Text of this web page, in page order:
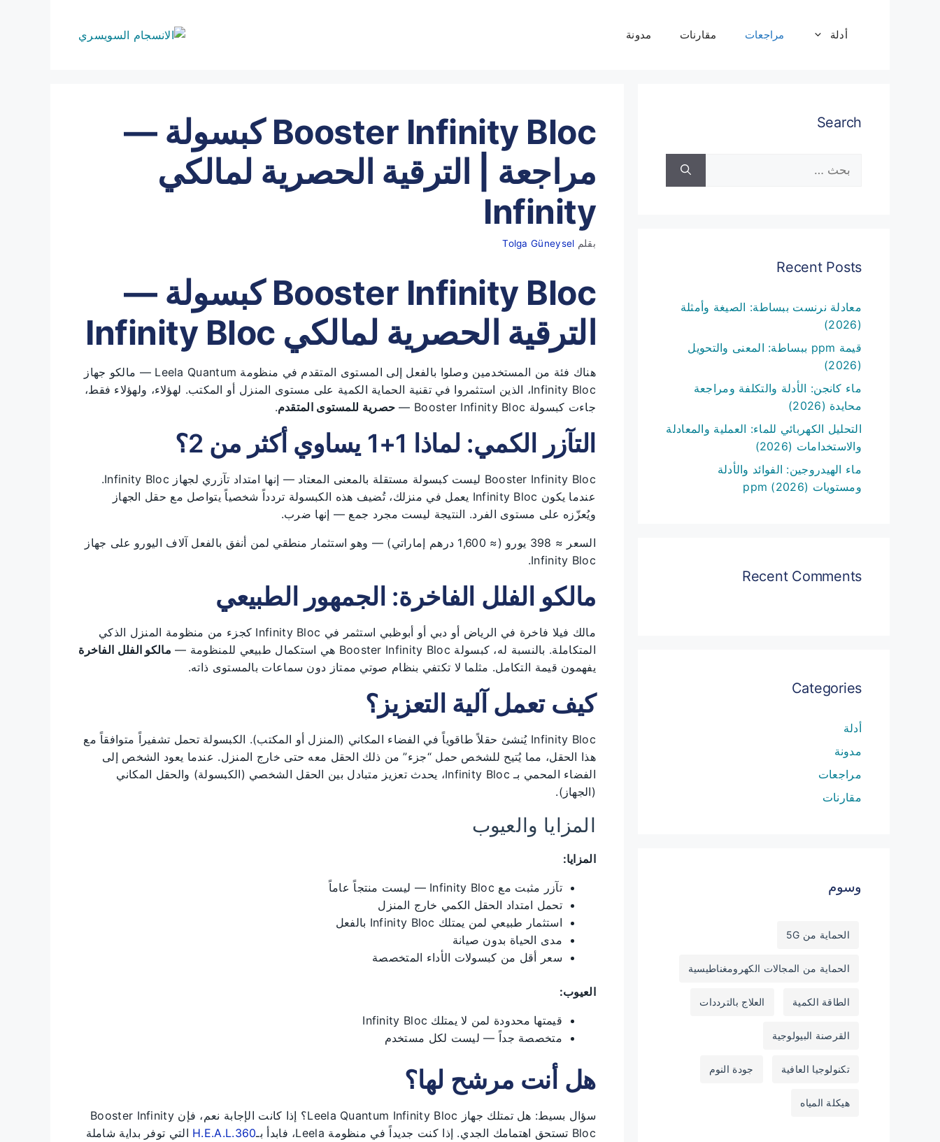
أدلة مراجعات مقارنات مدونة
Booster Infinity Bloc كبسولة —
مراجعة | الترقية الحصرية لمالكي
Infinity
بقلم Tolga Güneysel
Booster Infinity Bloc كبسولة —
الترقية الحصرية لمالكي Infinity Bloc
هناك فئة من المستخدمين وصلوا بالفعل إلى المستوى المتقدم في منظومة Leela Quantum — مالكو جهاز
Infinity Bloc، الذين استثمروا في تقنية الحماية الكمية على مستوى المنزل أو المكتب. لهؤلاء، ولهؤلاء فقط،
جاءت كبسولة Booster Infinity Bloc —
حصرية للمستوى المتقدم.
التآزر الكمي: لماذا 1+1 يساوي أكثر من 2؟
Booster Infinity Bloc ليست كبسولة مستقلة بالمعنى المعتاد — إنها امتداد تآزري لجهاز Infinity Bloc.
عندما يكون Infinity Bloc يعمل في منزلك، تُضيف هذه الكبسولة تردداً شخصياً يتواصل مع حقل الجهاز
ويُعزّزه على مستوى الفرد. النتيجة ليست مجرد جمع — إنها ضرب.
السعر ≈ 398 يورو (≈ 1,600 درهم إماراتي) — وهو استثمار منطقي لمن أنفق بالفعل آلاف اليورو على جهاز
Infinity Bloc.
مالكو الفلل الفاخرة: الجمهور الطبيعي
مالك فيلا فاخرة في الرياض أو دبي أو أبوظبي استثمر في Infinity Bloc كجزء من منظومة المنزل الذكي
المتكاملة. بالنسبة له، كبسولة Booster Infinity Bloc هي استكمال طبيعي للمنظومة —
مالكو الفلل الفاخرة
يفهمون قيمة التكامل. مثلما لا تكتفي بنظام صوتي ممتاز دون سماعات بالمستوى ذاته.
كيف تعمل آلية التعزيز؟
Infinity Bloc يُنشئ حقلاً طاقوياً في الفضاء المكاني (المنزل أو المكتب). الكبسولة تحمل تشفيراً متوافقاً مع
هذا الحقل، مما يُتيح للشخص حمل “جزء” من ذلك الحقل معه حتى خارج المنزل. عندما يعود الشخص إلى
الفضاء المحمي بـ Infinity Bloc، يحدث تعزيز متبادل بين الحقل الشخصي (الكبسولة) والحقل المكاني
(الجهاز).
المزايا والعيوب
المزايا:
تآزر مثبت مع Infinity Bloc — ليست منتجاً عاماً
تحمل امتداد الحقل الكمي خارج المنزل
استثمار طبيعي لمن يمتلك Infinity Bloc بالفعل
مدى الحياة بدون صيانة
سعر أقل من كبسولات الأداء المتخصصة
العيوب:
قيمتها محدودة لمن لا يمتلك Infinity Bloc
متخصصة جداً — ليست لكل مستخدم
هل أنت مرشح لها؟
سؤال بسيط: هل تمتلك جهاز Leela Quantum Infinity Bloc؟ إذا كانت الإجابة نعم، فإن Booster Infinity
Bloc تستحق اهتمامك الجدي. إذا كنت جديداً في منظومة Leela، فابدأ بـ
H.E.A.L.360 التي توفر بداية شاملة
Search
عن:
Recent Posts
معادلة نرنست ببساطة: الصيغة وأمثلة
(2026)
قيمة ppm ببساطة: المعنى والتحويل
(2026)
ماء كانجن: الأدلة والتكلفة ومراجعة
محايدة (2026)
التحليل الكهربائي للماء: العملية والمعادلة
والاستخدامات (2026)
ماء الهيدروجين: الفوائد والأدلة
ومستويات ppm (2026)
Recent Comments
Categories
أدلة
مدونة
مراجعات
مقارنات
وسوم
الحماية من 5G
الحماية من المجالات الكهرومغناطيسية
الطاقة الكمية العلاج بالترددات
القرصنة البيولوجية
تكنولوجيا العافية جودة النوم
هيكلة المياه